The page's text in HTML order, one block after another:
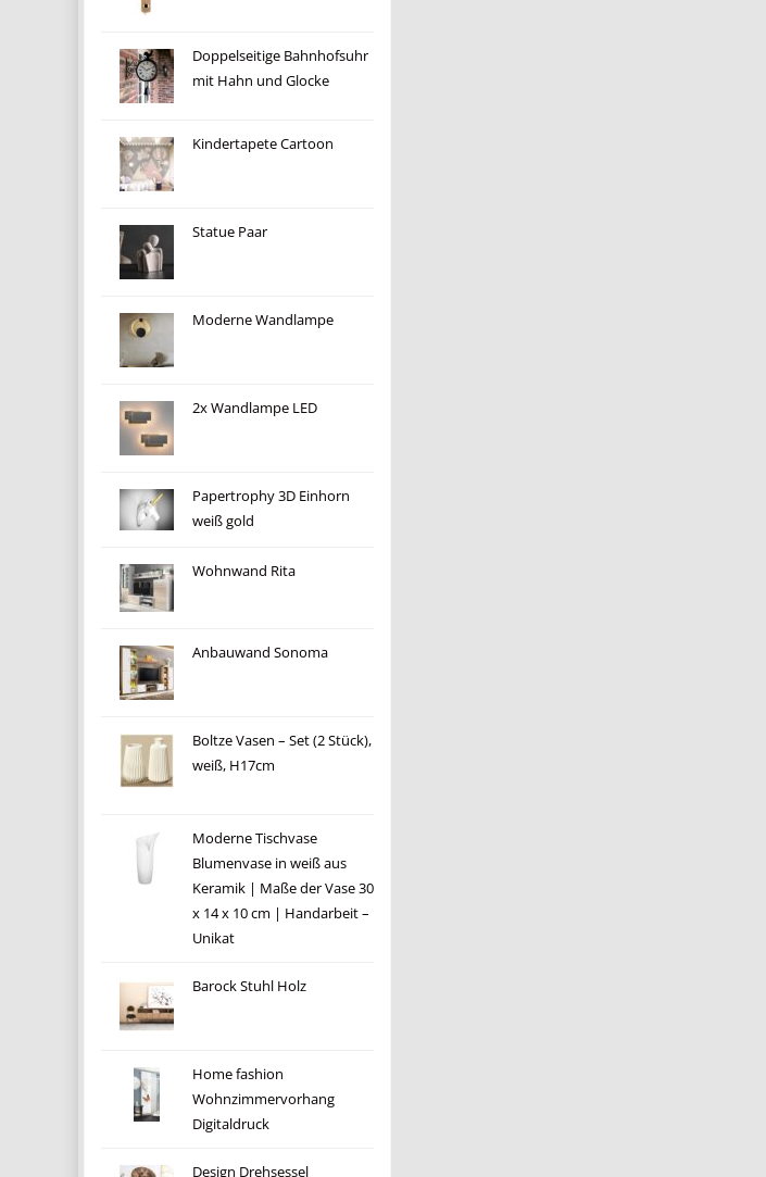
Doppelseitige Bahnhofsuhr
mit Hahn und Glocke
Kindertapete Cartoon
Statue Paar
Moderne Wandlampe
2x Wandlampe LED
Papertrophy 3D Einhorn
weiß gold
Wohnwand Rita
Anbauwand Sonoma
Boltze Vasen – Set (2 Stück),
weiß, H17cm
Moderne Tischvase
Blumenvase in weiß aus
Keramik | Maße der Vase 30
x 14 x 10 cm | Handarbeit –
Unikat
Barock Stuhl Holz
Home fashion
Wohnzimmervorhang
Digitaldruck
Design Drehsessel